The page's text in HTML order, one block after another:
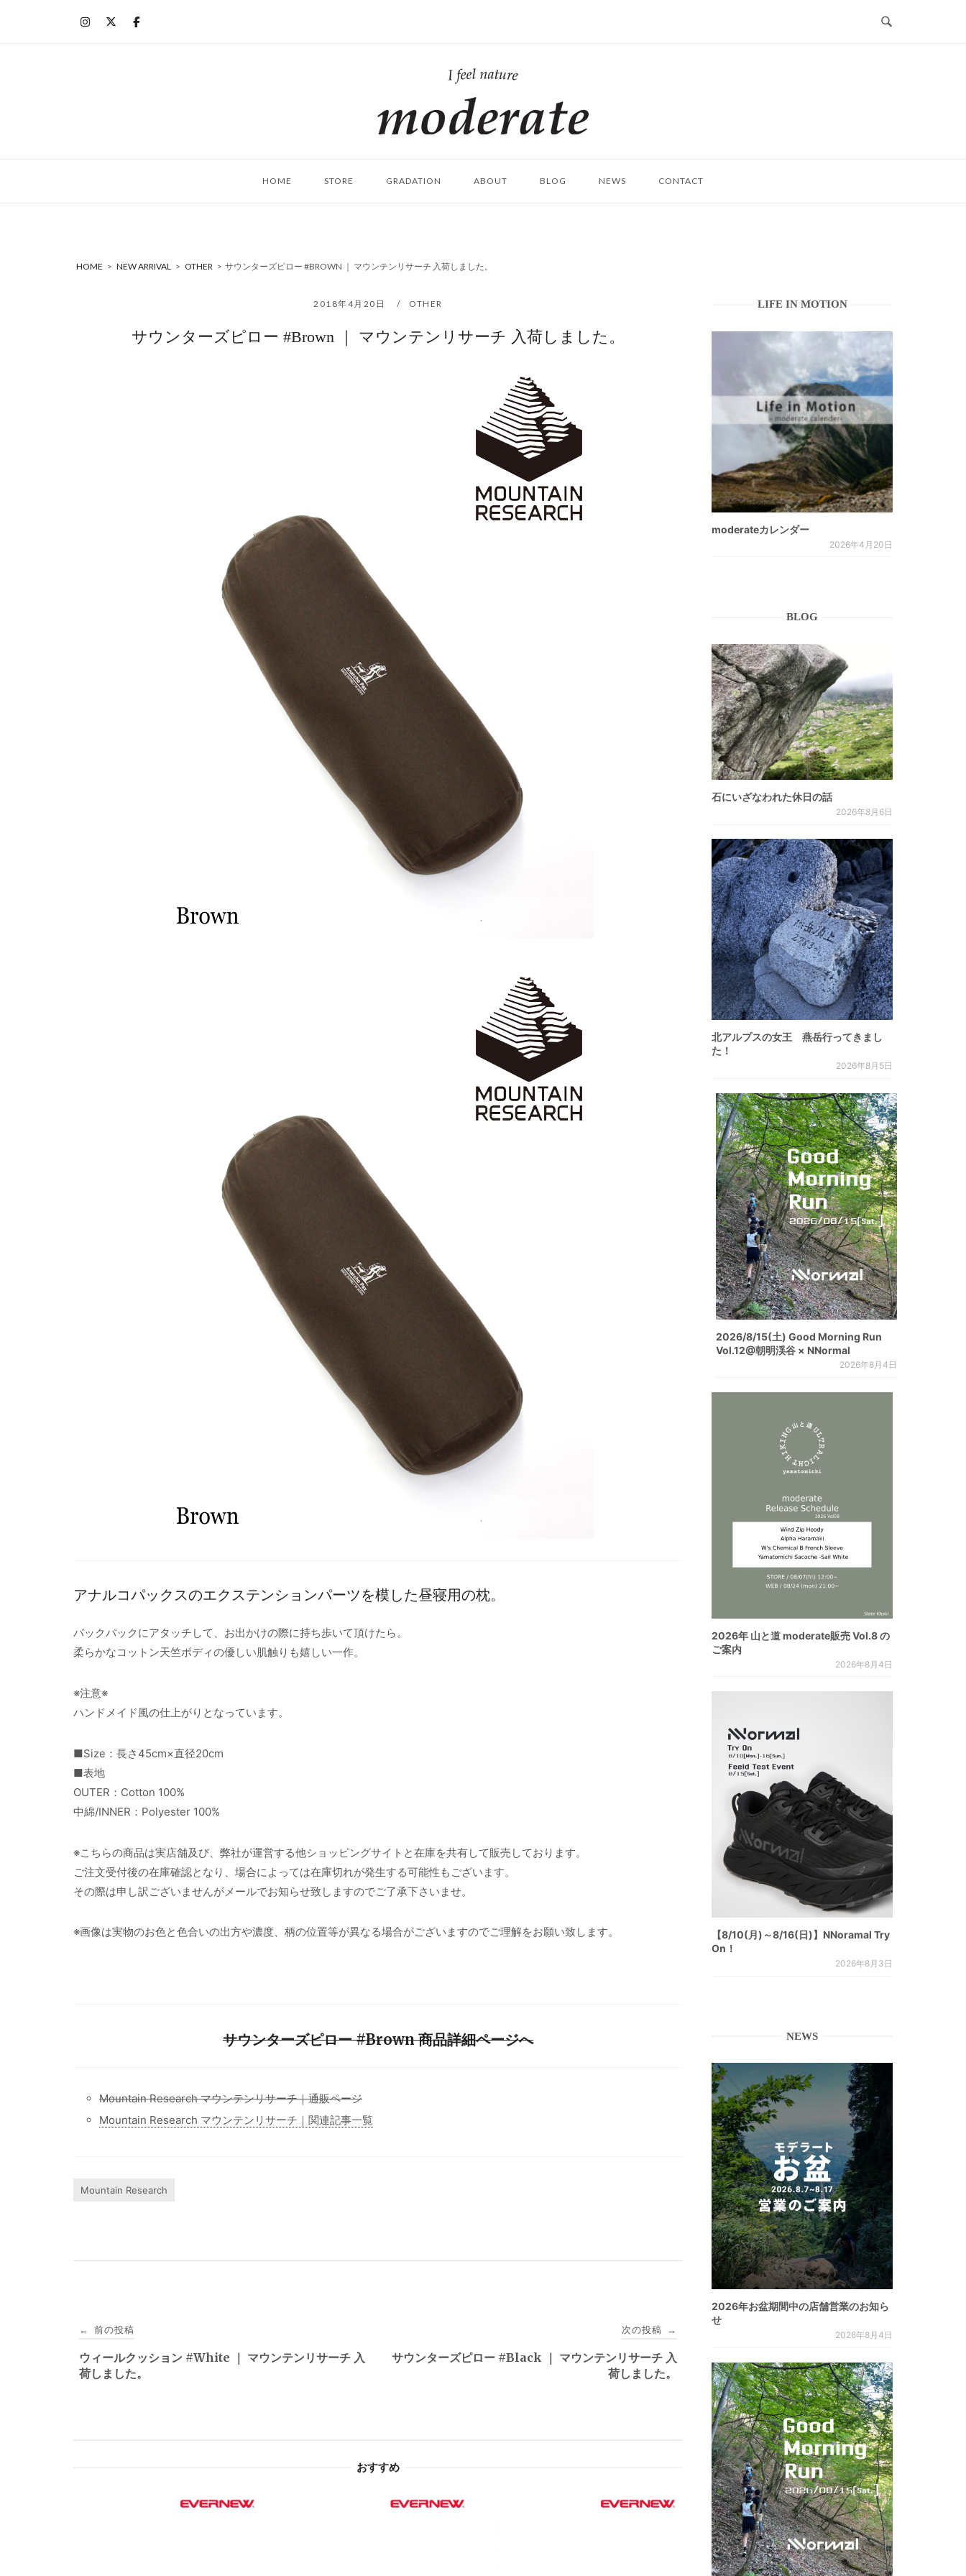
ム
HOME STORE GRADATION ABOUT BLOG NEWS CONTACT
HOME > NEW ARRIVAL > OTHER > サウンターズピロー #BROWN ｜ マウンテンリサーチ 入荷しました。
2018年4月20日 OTHER
サウンターズピロー #Brown ｜ マウンテンリサーチ 入荷しました。
アナルコパックスのエクステンションパーツを模した昼寝用の枕。
バックパックにアタッチして、お出かけの際に持ち歩いて頂けたら。
柔らかなコットン天竺ボディの優しい肌触りも嬉しい一作。
※注意※
ハンドメイド風の仕上がりとなっています。
■Size：長さ45cm×直径20cm
■表地
OUTER：Cotton 100%
中綿/INNER：Polyester 100%
※こちらの商品は実店舗及び、弊社が運営する他ショッピングサイトと在庫を共有して販売しております。
ご注文受付後の在庫確認となり、場合によっては在庫切れが発生する可能性もございます。
その際は申し訳ございませんがメールでお知らせ致しますのでご了承下さいませ。
※画像は実物のお色と色合いの出方や濃度、柄の位置等が異なる場合がございますのでご理解をお願い致します。
サウンターズピロー #Brown 商品詳細ページへ
Mountain Research マウンテンリサーチ｜通販ページ
Mountain Research マウンテンリサーチ｜関連記事一覧
Mountain Research
稿
ナ
← 前の投稿
ウィールクッション #White ｜ マウンテンリサーチ 入
荷しました。
次の投稿 →
サウンターズピロー #Black ｜ マウンテンリサーチ 入
荷しました。
おすすめ
LIFE IN MOTION
moderateカレンダー
2026年4月20日
BLOG
石にいざなわれた休日の話
2026年8月6日
北アルプスの女王 燕岳行ってきまし
た！
2026年8月5日
2026/8/15(土) Good Morning Run
Vol.12@朝明渓谷 × NNormal
2026年8月4日
2026年 山と道 moderate販売 Vol.8 の
ご案内
2026年8月4日
【8/10(月)～8/16(日)】NNoramal Try
On！
2026年8月3日
NEWS
2026年お盆期間中の店舗営業のお知ら
せ
2026年8月4日